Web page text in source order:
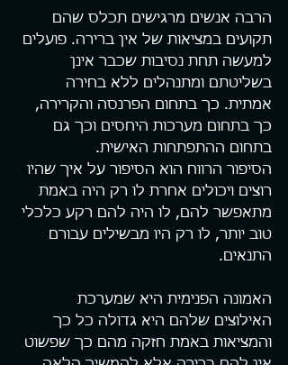
הרבה אנשים מרגישים תכלס שהם
תקועים במציאות של אין ברירה. פועלים
למעשה תחת נסיבות שכבר אינן
בשליטתם ומתנהלים ללא בחירה
אמתית. כך בתחום הפרנסה והקרירה,
כך בתחום מערכות היחסים וכך גם
בתחום ההתפתחות האישית.
הסיפור הרווח הוא הסיפור על איך שהיו
רוצים ויכולים אחרת לו רק היה באמת
מתאפשר להם, לו היה להם רקע כלכלי
טוב יותר, לו רק היו מבשילים עבורם
התנאים.
האמונה הפנימית היא שמערכת
האילוצים שלהם היא גדולה כל כך
והמציאות באמת חזקה מהם כך שפשוט